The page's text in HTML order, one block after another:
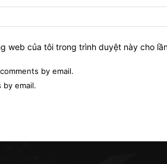
web của tôi trong trình duyệt này cho
by email.
email.